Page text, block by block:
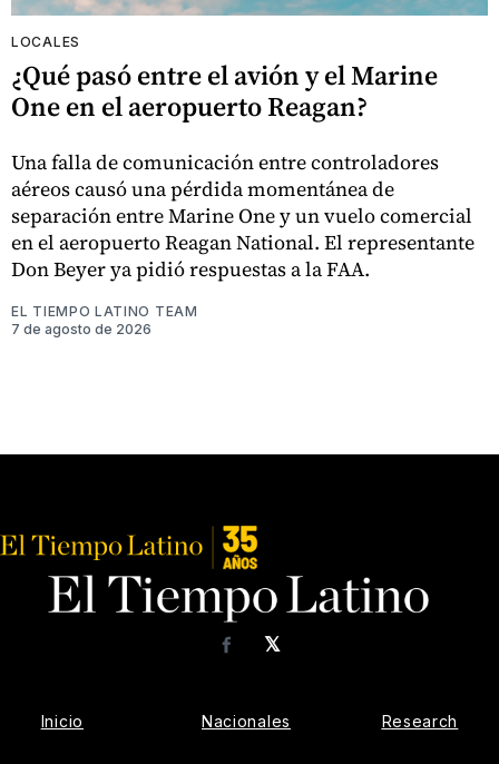
LOCALES
¿Qué pasó entre el avión y el Marine
One en el aeropuerto Reagan?
Una falla de comunicación entre controladores
aéreos causó una pérdida momentánea de
separación entre Marine One y un vuelo comercial
en el aeropuerto Reagan National. El representante
Don Beyer ya pidió respuestas a la FAA.
EL TIEMPO LATINO TEAM
7 de agosto de 2026
𝕏
Facebook
Inicio Nacionales Research